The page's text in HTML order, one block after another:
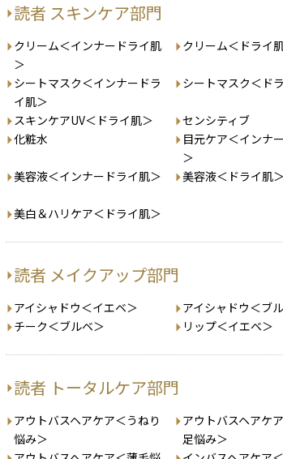
読者 スキンケア部門
クリーム＜インナードライ肌
＞
クリーム＜ドライ
シートマスク＜インナードラ
イ肌＞
シートマスク＜ド
スキンケアUV＜ドライ肌＞
センシティブ
化粧水
目元ケア＜インナ
＞
美容液＜インナードライ肌＞ 美容液＜ドライ肌＞
美白＆ハリケア＜ドライ肌＞
読者 メイクアップ部門
アイシャドウ＜イエベ＞ アイシャドウ＜ブ
チーク＜ブルベ＞
リップ＜イエベ＞
読者 トータルケア部門
アウトバスヘアケア＜うねり
悩み＞
アウトバスヘアケ
足悩み＞